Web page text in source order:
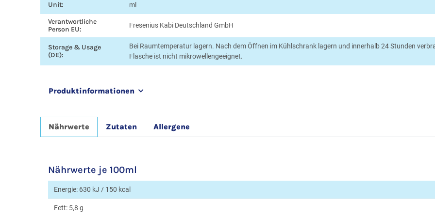
Unit: ml
Verantwortliche
Person EU:
Fresenius Kabi Deutschland GmbH
Storage & Usage
(DE):
Bei Raumtemperatur lagern. Nach dem Öffnen im Kühlschrank lagern und innerhalb 24 Stunden
Flasche ist nicht mikrowellengeeignet.
Produktinformationen
Nährwerte Zutaten Allergene
Nährwerte je 100ml
Energie: 630 kJ / 150 kcal
Fett: 5,8 g